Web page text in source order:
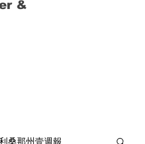
&
桑那州壹週報